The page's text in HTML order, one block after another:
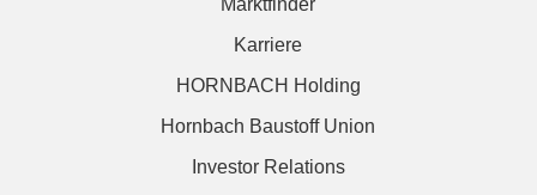
Marktfinder
Karriere
HORNBACH Holding
Hornbach Baustoff Union
Investor Relations